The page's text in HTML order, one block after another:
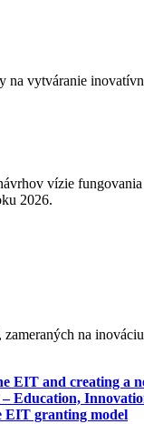
na vytváranie
vízie
2026.
zameraných na
EIT and creating a
Education,
EIT granting model